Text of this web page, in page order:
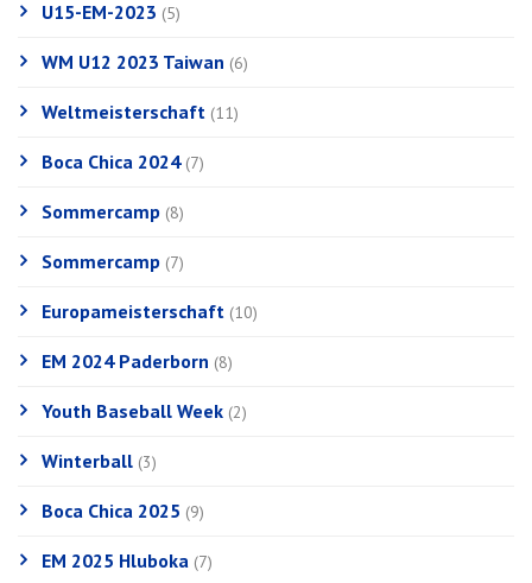
U15-EM-2023 (5)
WM U12 2023 Taiwan (6)
Weltmeisterschaft (11)
Boca Chica 2024(7)
Sommercamp (8)
Sommercamp (7)
Europameisterschaft (10)
EM 2024 Paderborn (8)
Youth Baseball Week (2)
Winterball (3)
Boca Chica 2025 (9)
EM 2025 Hluboka (7)